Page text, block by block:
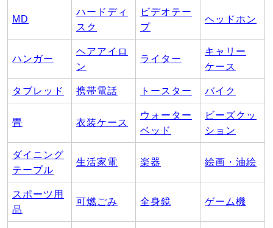
MD
ハードディ
スク
ビデオテー
プ
ヘッドホン
ハンガー
ヘアアイロ
ン
ライター
キャリー
ケース
タブレッド 携帯電話 トースター バイク
畳 衣装ケース
ウォーター
ベッド
ビーズクッ
ション
ダイニング
テーブル
生活家電 楽器 絵画・油絵
スポーツ用
品
可燃ごみ 全身鏡 ゲーム機